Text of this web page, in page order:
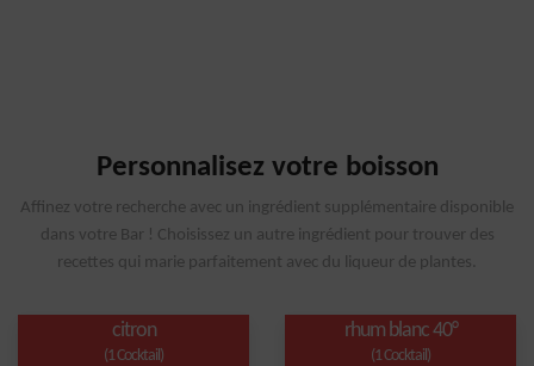
Personnalisez votre boisson
Affinez votre recherche avec un ingrédient supplémentaire disponible
dans votre Bar ! Choisissez un autre ingrédient pour trouver des
recettes qui marie parfaitement avec du liqueur de plantes.
citron
(1 Cocktail)
rhum blanc 40°
(1 Cocktail)